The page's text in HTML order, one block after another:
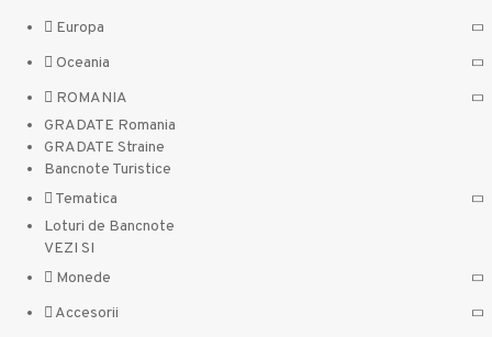
Europa
Oceania
ROMANIA
GRADATE Romania
GRADATE Straine
Bancnote Turistice
Tematica
Loturi de Bancnote
VEZI SI
Monede
Accesorii